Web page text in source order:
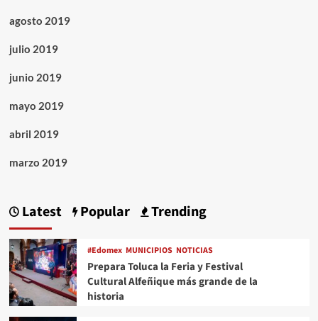
agosto 2019
julio 2019
junio 2019
mayo 2019
abril 2019
marzo 2019
Latest Popular Trending
#Edomex MUNICIPIOS NOTICIAS
Prepara Toluca la Feria y Festival
Cultural Alfeñique más grande de la
historia